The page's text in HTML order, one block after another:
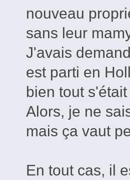
nouveau
sans leur
J'avais
est parti en
bien tout
Alors, je ne
mais ça vaut
En tout cas, il